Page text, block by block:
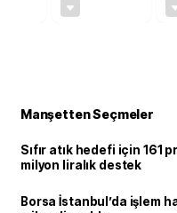
Manşetten Seçmeler
Sıfır atık hedefi için 161
milyon liralık destek
Borsa İstanbul’da işlem